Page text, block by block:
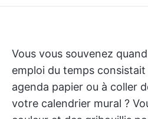
Vous vous souvenez
emploi du temps
agenda papier ou à coller
votre calendrier mural ?